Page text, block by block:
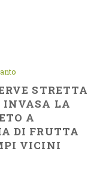
STRETTA
INVASA LA
A
DI FRUTTA
VICINI